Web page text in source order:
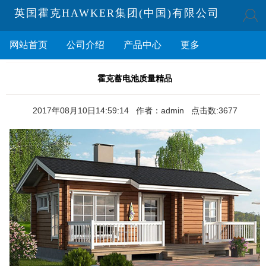
英国霍克HAWKER集团(中国)有限公司
网站首页 公司介绍 产品中心 更多
霍克蓄电池质量精品
2017年08月10日14:59:14 作者：admin 点击数:3677